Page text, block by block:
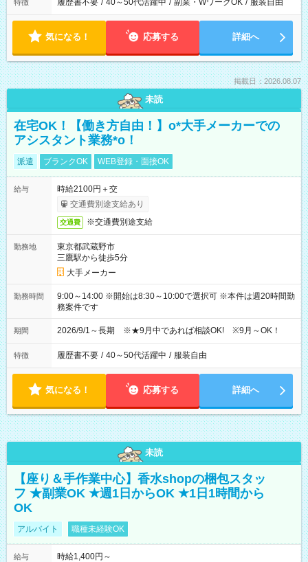
特徴 履歴書不要 / 40～50代活躍中 / 副業・WワークOK / 服装自由
気になる！ 応募する 詳細へ
掲載日：2026.08.07
未読
在宅OK！【働き方自由！】o*大手メーカーでの
アシスタント業務*o！
派遣 ブランクOK WEB登録・面接OK
給与
時給2100円＋交
交通費別途支給あり
交通費 ※交通費別途支給
勤務地
東京都武蔵野市
三鷹駅から徒歩5分
大手メーカー
勤務時間
9:00～14:00 ※開始は8:30～10:00で選択可 ※本件は週20時間勤
務案件です
期間 2026/9/1～長期 ※★9月中であれば相談OK! ※9月～OK！
特徴 履歴書不要 / 40～50代活躍中 / 服装自由
気になる！ 応募する 詳細へ
未読
【座り＆手作業中心】香水shopの梱包スタッ
フ ★副業OK ★週1日からOK ★1日1時間から
OK
アルバイト 職種未経験OK
給与
時給1,400円～